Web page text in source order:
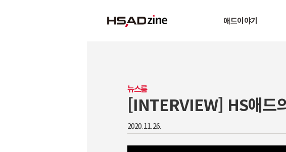
애드이야기
뉴스룸
[INTERVIEW] HS애드
2020. 11. 26.